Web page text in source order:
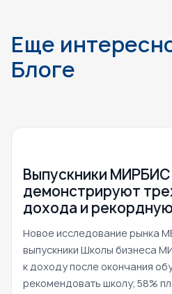
Еще
Блоге
Выпускники МИРБИС
демонстрируют
дохода и
Новое исследование рынка
выпускники Школы бизнеса
к доходу после окончания
рекомендовать школу; 58%